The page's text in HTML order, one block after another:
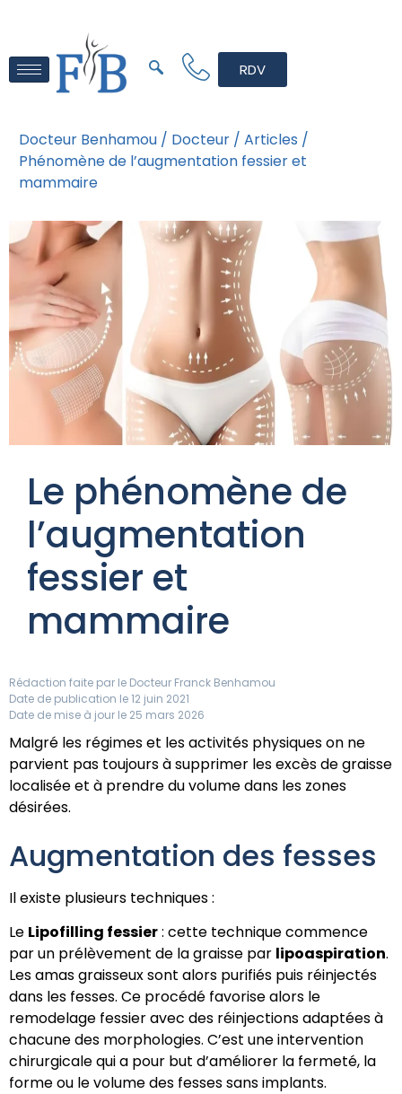
RDV
Docteur Benhamou / Docteur / Articles /
Phénomène de l’augmentation fessier et
mammaire
Le phénomène de
l’augmentation
fessier et
mammaire
Rédaction faite par le Docteur Franck Benhamou
Date de publication le 12 juin 2021
Date de mise à jour le 25 mars 2026
Malgré les régimes et les activités physiques on ne
parvient pas toujours à supprimer les excès de graisse
localisée et à prendre du volume dans les zones
désirées.
Augmentation des fesses
Il existe plusieurs techniques :
Le Lipofilling fessier: cette technique commence
par un prélèvement de la graisse par lipoaspiration.
Les amas graisseux sont alors purifiés puis réinjectés
dans les fesses. Ce procédé favorise alors le
remodelage fessier avec des réinjections adaptées à
chacune des morphologies. C’est une intervention
chirurgicale qui a pour but d’améliorer la fermeté, la
forme ou le volume des fesses sans implants.